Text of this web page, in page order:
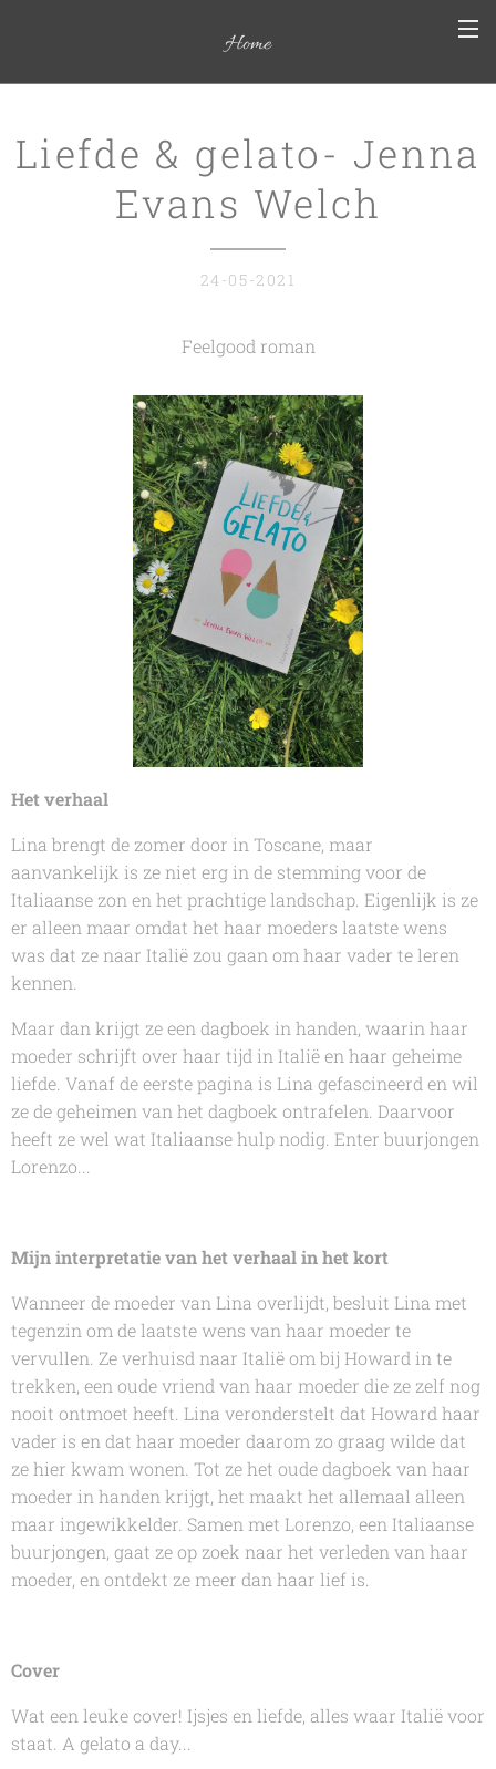
Home
Liefde & gelato- Jenna
Evans Welch
24-05-2021
Feelgood roman
Het verhaal
Lina brengt de zomer door in Toscane, maar
aanvankelijk is ze niet erg in de stemming voor de
Italiaanse zon en het prachtige landschap. Eigenlijk is ze
er alleen maar omdat het haar moeders laatste wens
was dat ze naar Italië zou gaan om haar vader te leren
kennen.
Maar dan krijgt ze een dagboek in handen, waarin haar
moeder schrijft over haar tijd in Italië en haar geheime
liefde. Vanaf de eerste pagina is Lina gefascineerd en wil
ze de geheimen van het dagboek ontrafelen. Daarvoor
heeft ze wel wat Italiaanse hulp nodig. Enter buurjongen
Lorenzo...
Mijn interpretatie van het verhaal in het kort
Wanneer de moeder van Lina overlijdt, besluit Lina met
tegenzin om de laatste wens van haar moeder te
vervullen. Ze verhuisd naar Italië om bij Howard in te
trekken, een oude vriend van haar moeder die ze zelf nog
nooit ontmoet heeft. Lina veronderstelt dat Howard haar
vader is en dat haar moeder daarom zo graag wilde dat
ze hier kwam wonen. Tot ze het oude dagboek van haar
moeder in handen krijgt, het maakt het allemaal alleen
maar ingewikkelder. Samen met Lorenzo, een Italiaanse
buurjongen, gaat ze op zoek naar het verleden van haar
moeder, en ontdekt ze meer dan haar lief is.
Cover
Wat een leuke cover! Ijsjes en liefde, alles waar Italië voor
staat. A gelato a day...